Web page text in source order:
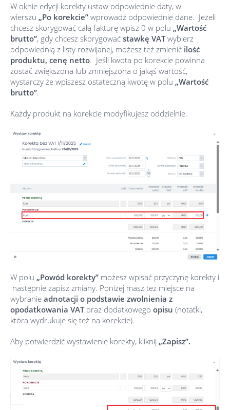
W oknie edycji korekty ustaw odpowiednie daty, w
wierszu „Po korekcie” wprowadź odpowiednie dane. Jeżeli
chcesz skorygować całą fakturę wpisz 0 w polu „Wartość
brutto”, gdy chcesz skorygować stawkę VATwybierz
odpowiednią z listy rozwijanej, możesz też zmienić ilość
produktu, cenę netto. Jeśli kwota po korekcie powinna
zostać zwiększona lub zmniejszona o jakąś wartość,
wystarczy że wpiszesz ostateczną kwotę w polu „Wartość
brutto”.
Każdy produkt na korekcie modyfikujesz oddzielnie.
W polu „Powód korekty” możesz wpisać przyczynę korekty i
następnie zapisz zmiany. Poniżej masz też miejsce na
wybranie adnotacji o podstawie zwolnienia z
opodatkowania VAToraz dodatkowego opisu (notatki,
która wydrukuje się też na korekcie).
Aby potwierdzić wystawienie korekty, kliknij „Zapisz”.